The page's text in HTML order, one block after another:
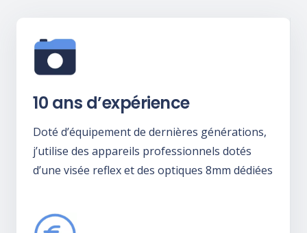
10 ans d’expérience
Doté d’équipement de dernières générations,
j’utilise des appareils professionnels dotés
d’une visée reflex et des optiques 8mm dédiées